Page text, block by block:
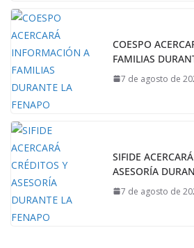
COESPO
FAMILIAS
7 de agosto de
SIFIDE
ASESORÍA
7 de agosto de